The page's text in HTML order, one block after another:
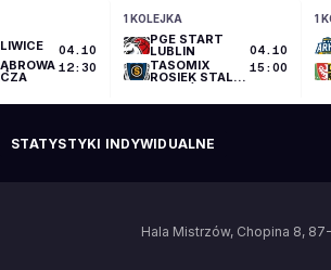
04.10
12:30
1 KOLEJKA
PGE START
LUBLIN
TASOMIX
ROSIEK STAL
WIELKOPOLSKI
04.10
15:00
1
STATYSTYKI INDYWIDUALNE
Hala Mistrzów, Chopina 8,